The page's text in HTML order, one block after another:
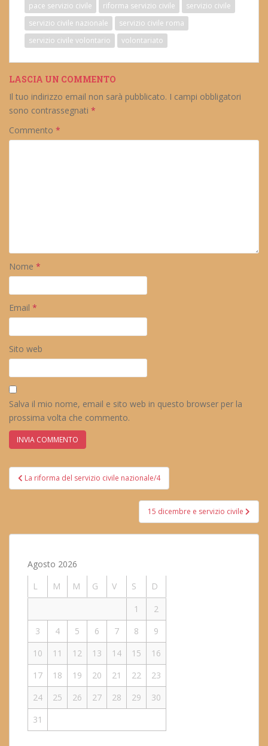
pace servizio civile
riforma servizio civile
servizio civile
servizio civile nazionale
servizio civile roma
servizio civile volontario
volontariato
LASCIA UN COMMENTO
Il tuo indirizzo email non sarà pubblicato. I campi obbligatori
sono contrassegnati *
Commento *
Nome *
Email *
Sito web
Salva il mio nome, email e sito web in questo browser per la
prossima volta che commento.
Navigazione
articoli
La riforma del servizio civile nazionale/4
15 dicembre e servizio civile
Agosto 2026
L
M M G V S
D
1
2
3
4 5 6 7 8
9
10
11 12 13 14 15
16
17
18 19 20 21 22
23
24
25 26 27 28 29
30
31